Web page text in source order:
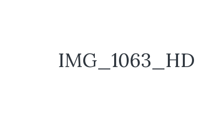
IMG_1063_HD